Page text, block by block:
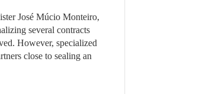
José Múcio Monteiro,
several contracts
However, specialized
close to sealing an